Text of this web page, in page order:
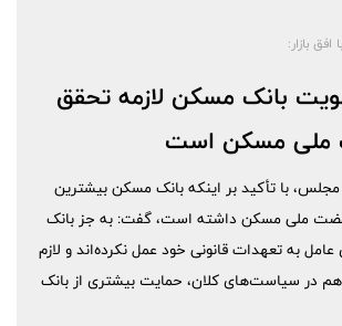
بازار:
بانک مسکن لازمه تحقق
ملی مسکن است
با تأکید بر اینکه بانک مسکن بیشترین
ملی مسکن داشته است، گفت: به جز بانک
به تعهدات قانونی خود عمل نکرده‌اند و لازم
در سیاست‌های کلان، حمایت بیشتری از بانک